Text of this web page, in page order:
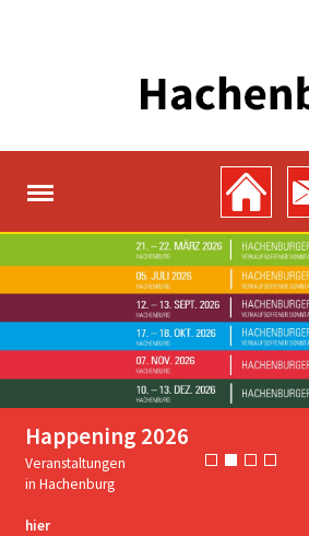
Happening 2026
Veranstaltungen
in Hachenburg
hier